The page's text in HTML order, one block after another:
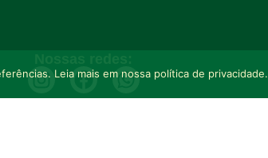
Leia mais em nossa política de privacidade.